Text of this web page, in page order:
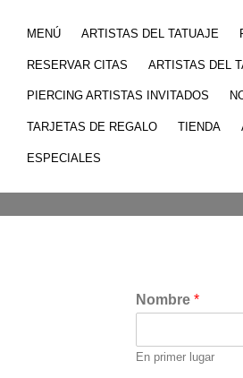
MENÚ ARTISTAS DEL TATUAJE
RESERVAR CITAS ARTISTAS DEL
PIERCING ARTISTAS INVITADOS
TARJETAS DE REGALO TIENDA
ESPECIALES
Nombre *
En primer lugar